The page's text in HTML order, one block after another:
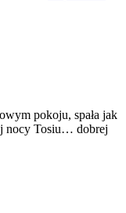
pokoju, spała jak
nocy Tosiu… dobrej